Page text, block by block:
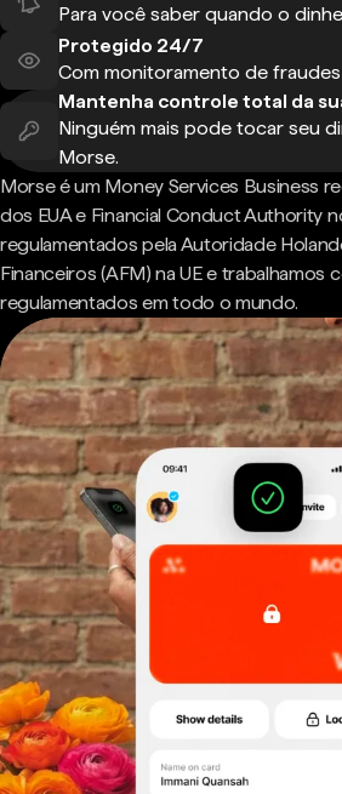
Para você saber quando o
Protegido 24/7
Com monitoramento de
Mantenha controle total da
Ninguém mais pode tocar seu
Morse.
Morse é um Money Services Business
dos EUA e Financial Conduct Authority
regulamentados pela Autoridade
Financeiros (AFM) na UE e trabalhamos
regulamentados em todo o mundo.